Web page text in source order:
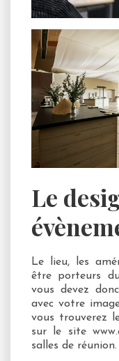
Le
Le lieu, les
être porteurs
vous devez
avec votre
vous trouverez
sur le site
salles de réunion.